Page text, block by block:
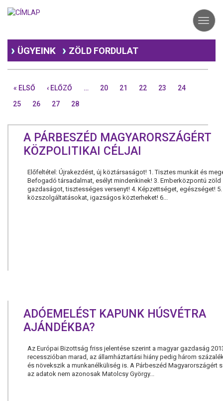
ÜGYEINK ZÖLD FORDULAT
« ELSŐ ‹ ELŐZŐ … 20 21 22 23
24
25
26 27 28
A PÁRBESZÉD MAGYARORSZÁGÉRT
KÖZPOLITIKAI CÉLJAI
Előfeltétel: Újrakezdést, új köztársaságot! 1. Tisztes munkát és
Befogadó társadalmat, esélyt mindenkinek! 3. Emberközpontú zöld
gazdaságot, tisztességes versenyt! 4. Képzettséget, egészséget!
közszolgáltatásokat, igazságos közterheket! 6...
ADÓEMELÉST KAPUNK HÚSVÉTRA
AJÁNDÉKBA?
Az Európai Bizottság friss jelentése szerint a magyar gazdaság
recesszióban marad, az államháztartási hiány pedig három
és növekszik a munkanélküliség is. A Párbeszéd Magyarországért
az adatok nem azonosak Matolcsy György...